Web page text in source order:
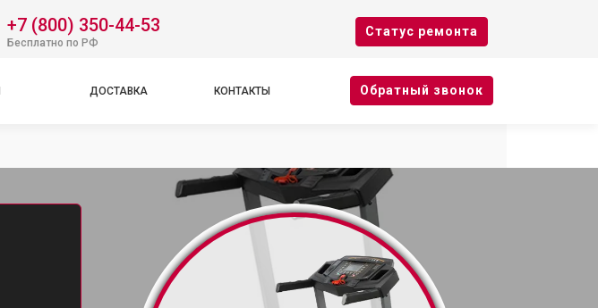
+7 (800) 350-44-53
Бесплатно по РФ
Cтатус ремонта
ДОСТАВКА КОНТАКТЫ Oбратный звонок